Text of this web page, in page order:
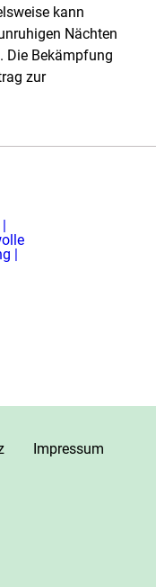
kann
Nächten
Die Bekämpfung
zur
Impressum